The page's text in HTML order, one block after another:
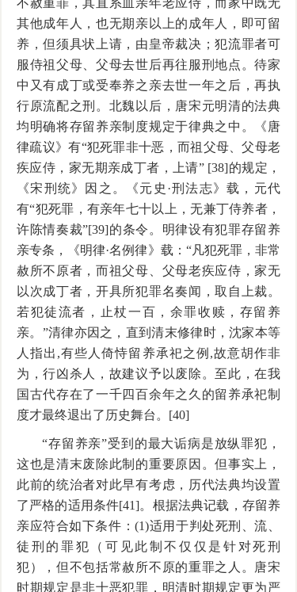
不赦重罪，其直系血亲年老应侍，而家中既无
其他成年人，也无期亲以上的成年人，即可留
养，但须具状上请，由皇帝裁决；犯流罪者可
服侍祖父母、父母去世后再往服刑地点。待家
中又有成丁或受奉养之亲去世一年之后，再执
行原流配之刑。北魏以后，唐宋元明清的法典
均明确将存留养亲制度规定于律典之中。《唐
律疏议》有“犯死罪非十恶，而祖父母、父母老
疾应侍，家无期亲成丁者，上请” [38]的规定，
《宋刑统》因之。《元史·刑法志》载，元代
有“犯死罪，有亲年七十以上，无兼丁侍养者，
许陈情奏裁”[39]的条令。明律设有犯罪存留养
亲专条，《明律·名例律》载：“凡犯死罪，非常
赦所不原者，而祖父母、父母老疾应侍，家无
以次成丁者，开具所犯罪名奏闻，取自上裁。
若犯徒流者，止杖一百，余罪收赎，存留养
亲。”清律亦因之，直到清末修律时，沈家本等
人指出,有些人倚恃留养承祀之例,故意胡作非
为，行凶杀人，故建议予以废除。至此，在我
国古代存在了一千四百余年之久的留养承祀制
度才最终退出了历史舞台。[40]
“存留养亲”受到的最大诟病是放纵罪犯，
这也是清末废除此制的重要原因。但事实上，
此前的统治者对此早有考虑，历代法典均设置
了严格的适用条件[41]。根据法典记载，存留养
亲应符合如下条件：(1)适用于判处死刑、流、
徒刑的罪犯（可见此制不仅仅是针对死刑
犯），但不包括常赦所不原的重罪之人。唐宋
时期规定是非十恶犯罪，明清时期规定更为严